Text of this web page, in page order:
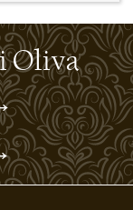
Oliva